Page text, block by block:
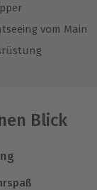
vom Main
Blick